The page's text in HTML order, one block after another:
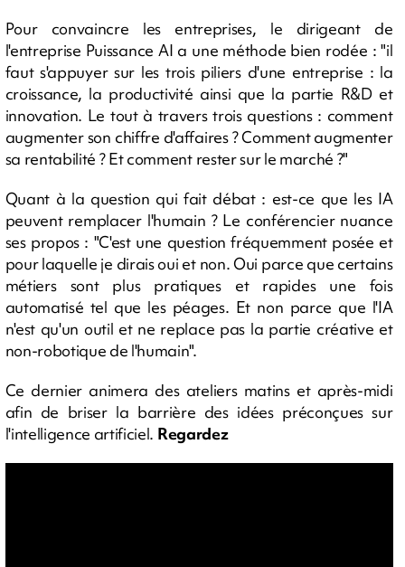
Pour convaincre les entreprises, le dirigeant de
l'entreprise Puissance AI a une méthode bien rodée : "il
faut s'appuyer sur les trois piliers d'une entreprise : la
croissance, la productivité ainsi que la partie R&D et
innovation. Le tout à travers trois questions : comment
augmenter son chiffre d'affaires ? Comment augmenter
sa rentabilité ? Et comment rester sur le marché ?"
Quant à la question qui fait débat : est-ce que les IA
peuvent remplacer l'humain ? Le conférencier nuance
ses propos : "C'est une question fréquemment posée et
pour laquelle je dirais oui et non. Oui parce que certains
métiers sont plus pratiques et rapides une fois
automatisé tel que les péages. Et non parce que l'IA
n'est qu'un outil et ne replace pas la partie créative et
non-robotique de l'humain".
Ce dernier animera des ateliers matins et après-midi
afin de briser la barrière des idées préconçues sur
l'intelligence artificiel. Regardez